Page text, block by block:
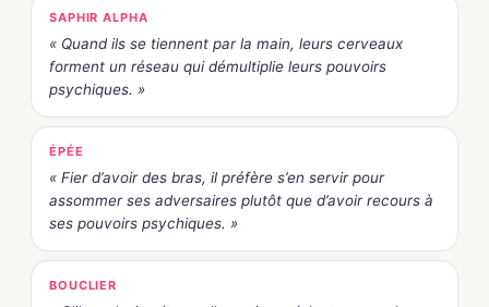
SAPHIR ALPHA
« Quand ils se tiennent par la main, leurs cerveaux
forment un réseau qui démultiplie leurs pouvoirs
psychiques. »
ÉPÉE
« Fier d’avoir des bras, il préfère s’en servir pour
assommer ses adversaires plutôt que d’avoir recours à
ses pouvoirs psychiques. »
BOUCLIER